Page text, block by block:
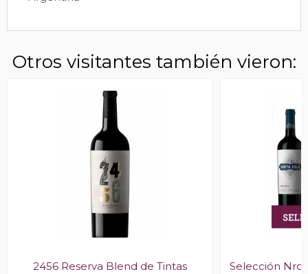
Otros visitantes también vieron:
2456 Reserva Blend de Tintas Selección Nro